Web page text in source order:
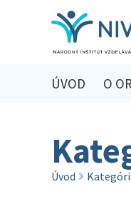
ÚVOD O
Úvod